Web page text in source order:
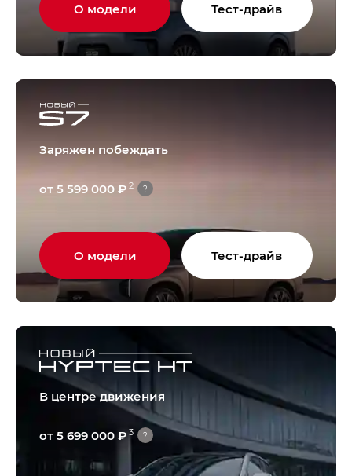
О модели Тест-драйв
от 5 599 000 ₽ 2 ?
Заряжен побеждать
О модели Тест-драйв
от 5 699 000 ₽3 ?
В центре движения